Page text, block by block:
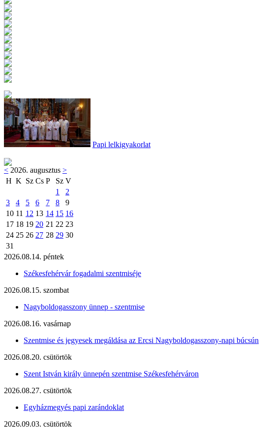
Papi lelkigyakorlat
< 2026. augusztus >
H K Sz Cs P Sz V
1
2
3
4 5 6 7 8
9
10 11 12 13 14 15 16
17 18 19 20 21 22 23
24 25 26 27 28 29 30
31
2026.08.14. péntek
Székesfehérvár fogadalmi szentmiséje
2026.08.15. szombat
Nagyboldogasszony ünnep - szentmise
2026.08.16. vasárnap
Szentmise és jegyesek megáldása az Ercsi Nagyboldogasszony-napi búcsún
2026.08.20. csütörtök
Szent István király ünnepén szentmise Székesfehérváron
2026.08.27. csütörtök
Egyházmegyés papi zarándoklat
2026.09.03. csütörtök